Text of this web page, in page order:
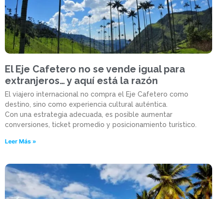
El Eje Cafetero no se vende igual para
extranjeros… y aquí está la razón
El viajero internacional no compra el Eje Cafetero como
destino, sino como experiencia cultural auténtica.
Con una estrategia adecuada, es posible aumentar
conversiones, ticket promedio y posicionamiento turístico.
Leer Más »